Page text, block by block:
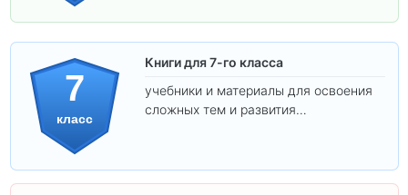
7
класс
Книги для 7-го класса
учебники и материалы для освоения
сложных тем и развития